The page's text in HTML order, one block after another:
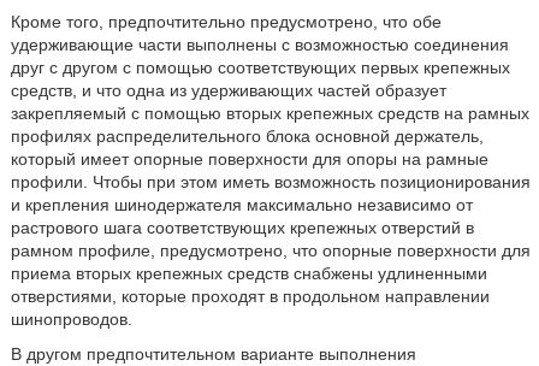
Кроме того, предпочтительно предусмотрено, что обе
удерживающие части выполнены с возможностью соединения
друг с другом с помощью соответствующих первых крепежных
средств, и что одна из удерживающих частей образует
закрепляемый с помощью вторых крепежных средств на рамных
профилях распределительного блока основной держатель,
который имеет опорные поверхности для опоры на рамные
профили. Чтобы при этом иметь возможность позиционирования
и крепления шинодержателя максимально независимо от
растрового шага соответствующих крепежных отверстий в
рамном профиле, предусмотрено, что опорные поверхности для
приема вторых крепежных средств снабжены удлиненными
отверстиями, которые проходят в продольном направлении
шинопроводов.
В другом предпочтительном варианте выполнения